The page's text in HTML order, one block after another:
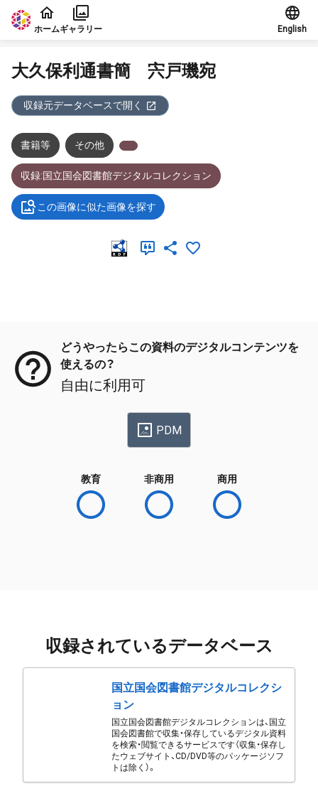
本文に飛ぶ
ホームギャラリー English
大久保利通書簡 宍戸璣宛
収録元データベースで開く
書籍等 その他
収録:国立国会図書館デジタルコレクション
この画像に似た画像を探す
どうやったらこの資料のデジタルコンテンツを
使えるの？
自由に利用可
PDM
教育 非商用 商用
収録されているデータベース
国立国会図書館デジタルコレクシ
ョン
国立国会図書館デジタルコレクションは、国立
国会図書館で収集・保存しているデジタル資料
を検索・閲覧できるサービスです（収集・保存し
たウェブサイト、CD/DVD等のパッケージソフ
トは除く）。